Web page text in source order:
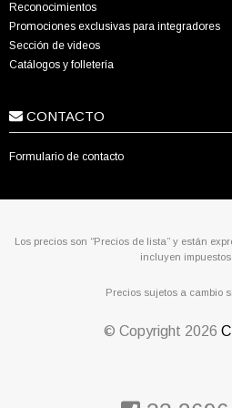
Reconocimientos
Promociones exclusivas para integradores
Sección de videos
Catálogos y folletería
CONTACTO
Formulario de contacto
Los precios son “Precios de lista” y están
incluyen impuestos
Precios sujetos a cambio
© Copyright 2026